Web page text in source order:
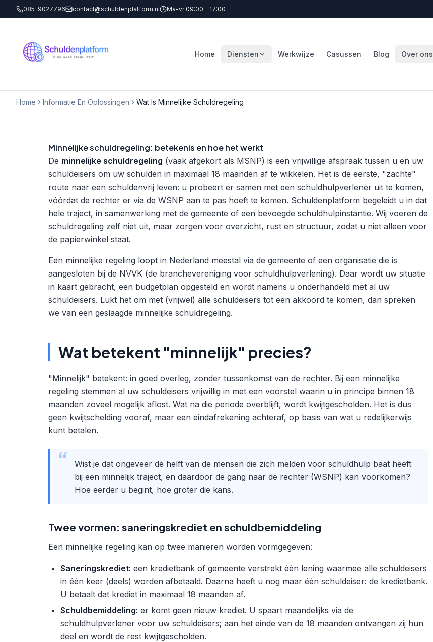
085-9027796 contact@schuldenplatform.nl Ma-vr 09:00 - 17:00
Home Diensten Werkwijze Casussen Blog Over ons
Home Informatie En Oplossingen Wat Is Minnelijke Schuldregeling
Minnelijke schuldregeling: betekenis en hoe het werkt
De minnelijke schuldregeling (vaak afgekort als MSNP) is een vrijwillige afspraak tussen u en uw
schuldeisers om uw schulden in maximaal 18 maanden af te wikkelen. Het is de eerste, "zachte"
route naar een schuldenvrij leven: u probeert er samen met een schuldhulpverlener uit te komen,
vóórdat de rechter er via de WSNP aan te pas hoeft te komen. Schuldenplatform begeleidt u in dat
hele traject, in samenwerking met de gemeente of een bevoegde schuldhulpinstantie. Wij voeren de
schuldregeling zelf niet uit, maar zorgen voor overzicht, rust en structuur, zodat u niet alleen voor
de papierwinkel staat.
Een minnelijke regeling loopt in Nederland meestal via de gemeente of een organisatie die is
aangesloten bij de NVVK (de branchevereniging voor schuldhulpverlening). Daar wordt uw situatie
in kaart gebracht, een budgetplan opgesteld en wordt namens u onderhandeld met al uw
schuldeisers. Lukt het om met (vrijwel) alle schuldeisers tot een akkoord te komen, dan spreken
we van een geslaagde minnelijke schuldregeling.
Wat betekent "minnelijk" precies?
"Minnelijk" betekent: in goed overleg, zonder tussenkomst van de rechter. Bij een minnelijke
regeling stemmen al uw schuldeisers vrijwillig in met een voorstel waarin u in principe binnen 18
maanden zoveel mogelijk aflost. Wat na die periode overblijft, wordt kwijtgescholden. Het is dus
geen kwijtschelding vooraf, maar een eindafrekening achteraf, op basis van wat u redelijkerwijs
kunt betalen.
Wist je dat ongeveer de helft van de mensen die zich melden voor schuldhulp baat heeft
bij een minnelijk traject, en daardoor de gang naar de rechter (WSNP) kan voorkomen?
Hoe eerder u begint, hoe groter die kans.
Twee vormen: saneringskrediet en schuldbemiddeling
Een minnelijke regeling kan op twee manieren worden vormgegeven:
Saneringskrediet: een kredietbank of gemeente verstrekt één lening waarmee alle schuldeisers
in één keer (deels) worden afbetaald. Daarna heeft u nog maar één schuldeiser: de kredietbank.
U betaalt dat krediet in maximaal 18 maanden af.
Schuldbemiddeling: er komt geen nieuw krediet. U spaart maandelijks via de
schuldhulpverlener voor uw schuldeisers; aan het einde van de 18 maanden ontvangen zij hun
deel en wordt de rest kwijtgescholden.